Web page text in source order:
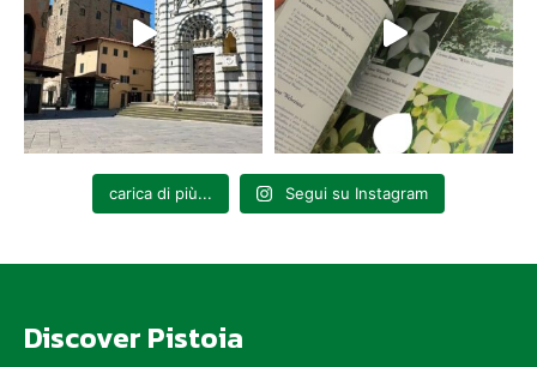
carica di più... Segui su Instagram
Discover Pistoia